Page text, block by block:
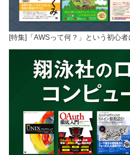
[特集]「AWSって何？」という初心